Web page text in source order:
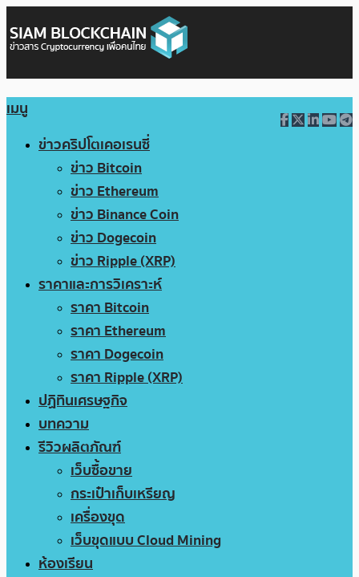
เมนู
ข่าวคริปโตเคอเรนซี่
ข่าว Bitcoin
ข่าว Ethereum
ข่าว Binance Coin
ข่าว Dogecoin
ข่าว Ripple (XRP)
ราคาและการวิเคราะห์
ราคา Bitcoin
ราคา Ethereum
ราคา Dogecoin
ราคา Ripple (XRP)
ปฏิทินเศรษฐกิจ
บทความ
รีวิวผลิตภัณฑ์
เว็บซื้อขาย
กระเป๋าเก็บเหรียญ
เครื่องขุด
เว็บขุดแบบ Cloud Mining
ห้องเรียน